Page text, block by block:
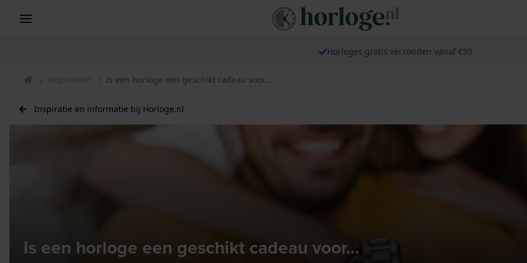
Horloges gratis verzonden vanaf €50
Inspiration Is een horloge een geschikt cadeau voor…
Inspiratie en informatie bij Horloge.nl
Is een horloge een geschikt cadeau voor…